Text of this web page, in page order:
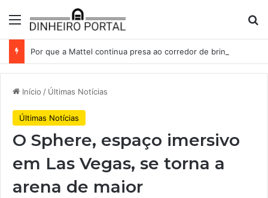
Menu
Início / Últimas Notícias
Últimas Notícias
O Sphere, espaço imersivo
em Las Vegas, se torna a
arena de maior